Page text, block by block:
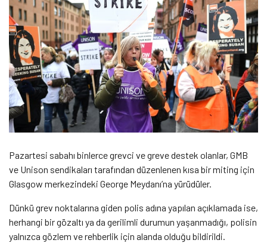
Pazartesi sabahı binlerce grevci ve greve destek olanlar, GMB
ve Unison sendikaları tarafından düzenlenen kısa bir miting için
Glasgow merkezindeki George Meydanı’na yürüdüler.
Dünkü grev noktalarına giden polis adına yapılan açıklamada ise,
herhangi bir gözaltı ya da gerilimli durumun yaşanmadığı, polisin
yalnızca gözlem ve rehberlik için alanda olduğu bildirildi.